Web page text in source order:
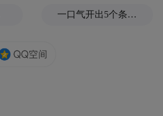
一口气开出5个条件，伊朗抬高“复航门槛”，美伊海峡博弈还要耗多久？